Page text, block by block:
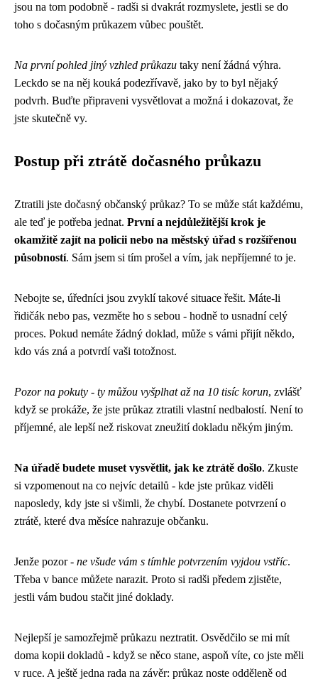
jsou na tom podobně - radši si dvakrát rozmyslete, jestli se do
toho s dočasným průkazem vůbec pouštět.
Na první pohled jiný vzhled průkazu taky není žádná výhra.
Leckdo se na něj kouká podezřívavě, jako by to byl nějaký
podvrh. Buďte připraveni vysvětlovat a možná i dokazovat, že
jste skutečně vy.
Postup při ztrátě dočasného průkazu
Ztratili jste dočasný občanský průkaz? To se může stát každému,
ale teď je potřeba jednat. První a nejdůležitější krok je
okamžitě zajít na policii nebo na městský úřad s rozšířenou
působností. Sám jsem si tím prošel a vím, jak nepříjemné to je.
Nebojte se, úředníci jsou zvyklí takové situace řešit. Máte-li
řidičák nebo pas, vezměte ho s sebou - hodně to usnadní celý
proces. Pokud nemáte žádný doklad, může s vámi přijít někdo,
kdo vás zná a potvrdí vaši totožnost.
Pozor na pokuty - ty můžou vyšplhat až na 10 tisíc korun, zvlášť
když se prokáže, že jste průkaz ztratili vlastní nedbalostí. Není to
příjemné, ale lepší než riskovat zneužití dokladu někým jiným.
Na úřadě budete muset vysvětlit, jak ke ztrátě došlo. Zkuste
si vzpomenout na co nejvíc detailů - kde jste průkaz viděli
naposledy, kdy jste si všimli, že chybí. Dostanete potvrzení o
ztrátě, které dva měsíce nahrazuje občanku.
Jenže pozor - ne všude vám s tímhle potvrzením vyjdou vstříc.
Třeba v bance můžete narazit. Proto si radši předem zjistěte,
jestli vám budou stačit jiné doklady.
Nejlepší je samozřejmě průkazu neztratit. Osvědčilo se mi mít
doma kopii dokladů - když se něco stane, aspoň víte, co jste měli
v ruce. A ještě jedna rada na závěr: průkaz noste odděleně od